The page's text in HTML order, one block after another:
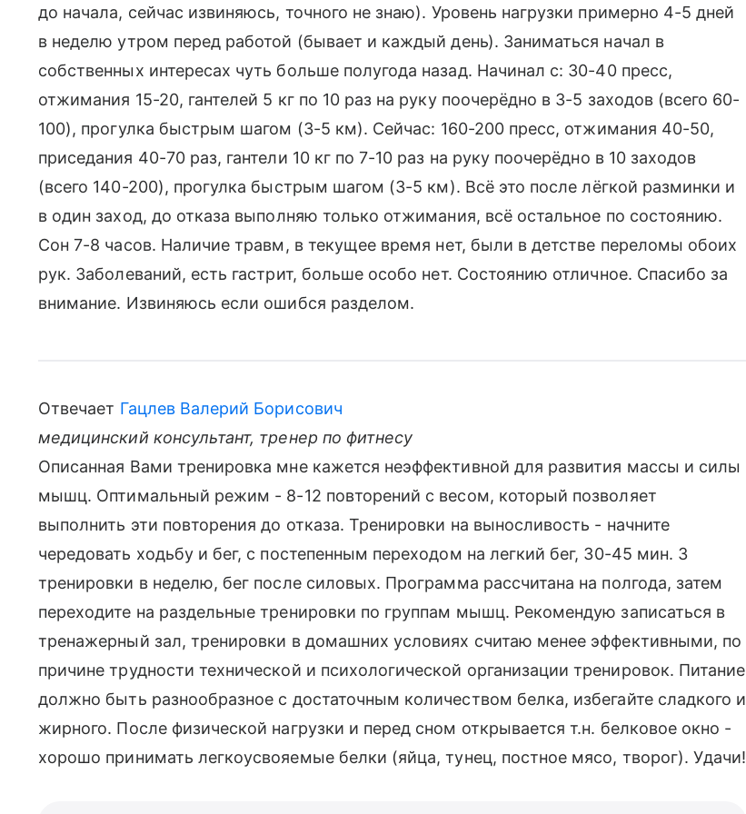
до начала, сейчас извиняюсь, точного не знаю). Уровень нагрузки примерно 4-5 дней
в неделю утром перед работой (бывает и каждый день). Заниматься начал в
собственных интересах чуть больше полугода назад. Начинал с: 30-40 пресс,
отжимания 15-20, гантелей 5 кг по 10 раз на руку поочерёдно в 3-5 заходов (всего 60-
100), прогулка быстрым шагом (3-5 км). Сейчас: 160-200 пресс, отжимания 40-50,
приседания 40-70 раз, гантели 10 кг по 7-10 раз на руку поочерёдно в 10 заходов
(всего 140-200), прогулка быстрым шагом (3-5 км). Всё это после лёгкой разминки и
в один заход, до отказа выполняю только отжимания, всё остальное по состоянию.
Сон 7-8 часов. Наличие травм, в текущее время нет, были в детстве переломы обоих
рук. Заболеваний, есть гастрит, больше особо нет. Состоянию отличное. Спасибо за
внимание. Извиняюсь если ошибся разделом.
Отвечает Гацлев Валерий Борисович
медицинский консультант, тренер по фитнесу
Описанная Вами тренировка мне кажется неэффективной для развития массы и силы
мышц. Оптимальный режим - 8-12 повторений с весом, который позволяет
выполнить эти повторения до отказа. Тренировки на выносливость - начните
чередовать ходьбу и бег, с постепенным переходом на легкий бег, 30-45 мин. 3
тренировки в неделю, бег после силовых. Программа рассчитана на полгода, затем
переходите на раздельные тренировки по группам мышц. Рекомендую записаться в
тренажерный зал, тренировки в домашних условиях считаю менее эффективными, по
причине трудности технической и психологической организации тренировок. Питание
должно быть разнообразное с достаточным количеством белка, избегайте сладкого и
жирного. После физической нагрузки и перед сном открывается т.н. белковое окно -
хорошо принимать легкоусвояемые белки (яйца, тунец, постное мясо, творог). Удачи!